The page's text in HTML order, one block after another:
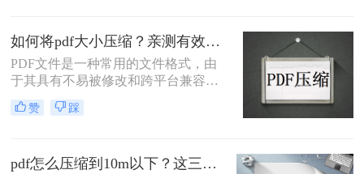
将介绍一些常见的pdf文件过大怎么压
缩方法。
如何将pdf大小压缩？亲测有效的3个方法！
PDF文件是一种常用的文件格式，由
于其具有不易被修改和跨平台兼容性
强的特点，因此被广泛应用于文件传
输和共享领域。然而，PDF文件可能
间，因此需要进行压缩。本文将介绍
赞 踩
pdf怎么压缩到10m以下？这三种方法值得一试！